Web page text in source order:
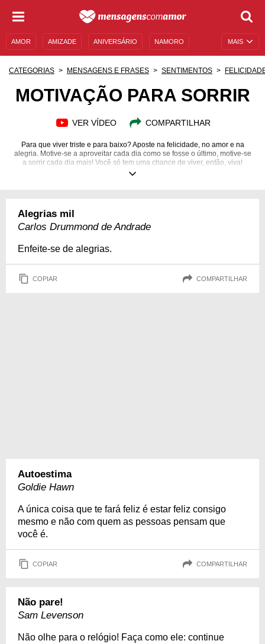
MAIS
AMOR AMIZADE ANIVERSÁRIO NAMORO
AUTOAJUDA
CATEGORIAS MENSAGENS E FRASES SENTIMENTOS
MOTIVAÇÃO PARA SORRIR
VER VÍDEO COMPARTILHAR
Para que viver triste e para baixo? Aposte na felicidade, no amor e na
alegria. Motive-se a aproveitar cada dia como se fosse o último, motive-se
a sorrir cada dia mais! Você só tem uma chance de viver, então, viva!
Compartilhe alegria e amor.
Alegrias mil
Carlos Drummond de Andrade
Enfeite-se de alegrias.
COPIAR COMPARTILHAR
Autoestima
Goldie Hawn
A única coisa que te fará feliz é estar feliz consigo
mesmo e não com quem as pessoas pensam que
você é.
COPIAR COMPARTILHAR
Não pare!
Sam Levenson
Não olhe para o relógio! Faça como ele: continue